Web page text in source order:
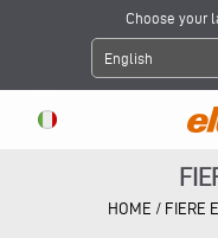
Choose your
English
HOME / FIERE